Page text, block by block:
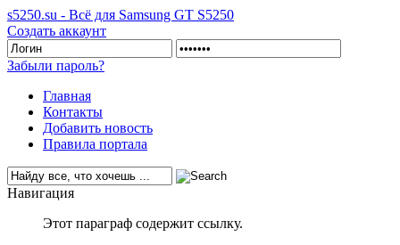
s5250.su - Всё для Samsung GT S5250
Создать аккаунт
Забыли пароль?
Главная
Контакты
Добавить новость
Правила портала
Навигация
Этот параграф содержит ссылку.